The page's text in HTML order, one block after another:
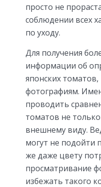
просто не
соблюдении всех
по уходу.
Для получения
информации об
японских
фотографиям.
проводить
томатов не
внешнему виду.
могут не подойти
же даже цвету
просматривание
избежать такого